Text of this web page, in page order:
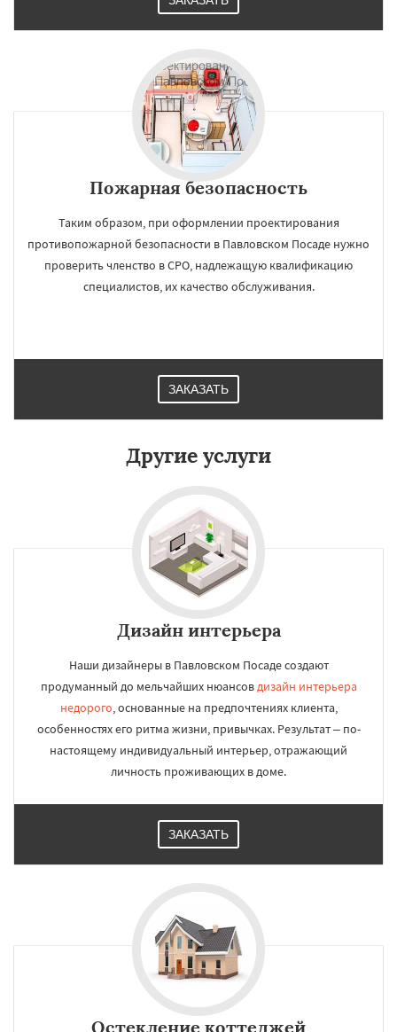
Пожарная безопасность
Таким образом, при оформлении проектирования
противопожарной безопасности в Павловском Посаде нужно
проверить членство в СРО, надлежащую квалификацию
специалистов, их качество обслуживания.
ЗАКАЗАТЬ
Другие услуги
Дизайн интерьера
Наши дизайнеры в Павловском Посаде создают
продуманный до мельчайших нюансовдизайн интерьера
недорого, основанные на предпочтениях клиента,
особенностях его ритма жизни, привычках. Результат – по-
настоящему индивидуальный интерьер, отражающий
личность проживающих в доме.
ЗАКАЗАТЬ
Остекление коттеджей